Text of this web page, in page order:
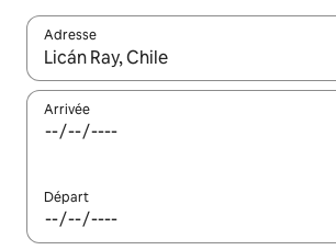
Adresse
Lorsque les résultats s'affichent, utilisez
Arrivée
Départ